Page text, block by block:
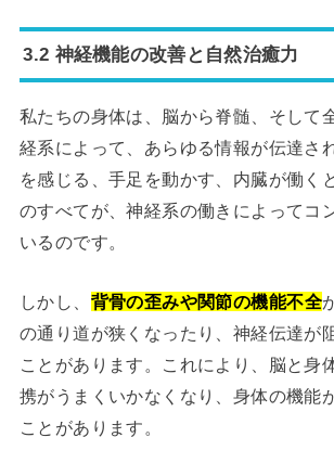
3.2 神経機能の改善と自然治癒力
私たちの身体は、脳から脊髄、そして
経系によって、あらゆる情報が伝達さ
を感じる、手足を動かす、内臓が働く
のすべてが、神経系の働きによってコ
いるのです。
しかし、 背骨の歪みや関節の機能不全
の通り道が狭くなったり、神経伝達が
ことがあります。これにより、脳と身
携がうまくいかなくなり、身体の機能
ことがあります。